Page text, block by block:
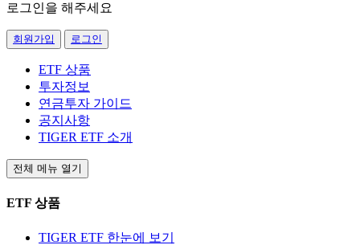
로그인을 해주세요
회원가입 로그인
ETF 상품
투자정보
연금투자 가이드
공지사항
TIGER ETF 소개
전체 메뉴 열기
ETF 상품
TIGER ETF 한눈에 보기